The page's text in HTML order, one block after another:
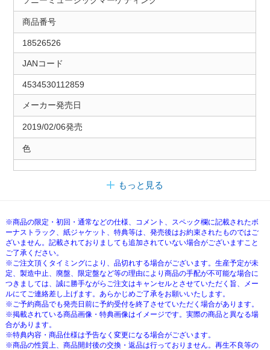
商品番号
18526526
JANコード
4534530112859
メーカー発売日
2019/02/06発売
色
もっと見る
※商品の限定・初回・通常などの仕様、コメント、スペック欄に記載されたボ
ーナストラック、紙ジャケット、特典等は、発売後はお約束されたものではご
ざいません。記載されておりましても追加されていない場合がございますこと
ご了承ください。
※ご注文頂くタイミングにより、品切れする場合がございます。生産予定が未
定、製造中止、廃盤、限定盤など等の理由により商品の手配が不可能な場合に
つきましては、誠に勝手ながらご注文はキャンセルとさせていただく旨、メー
ルにてご連絡差し上げます。あらかじめご了承をお願いいたします。
※ご予約商品でも発売日前に予約受付を終了させていただく場合があります。
※掲載されている商品画像・特典画像はイメージです。実際の商品と異なる場
合があります。
※特典内容・商品仕様は予告なく変更になる場合がございます。
※商品の性質上、商品開封後の交換・返品は行っておりません。再生不良等の